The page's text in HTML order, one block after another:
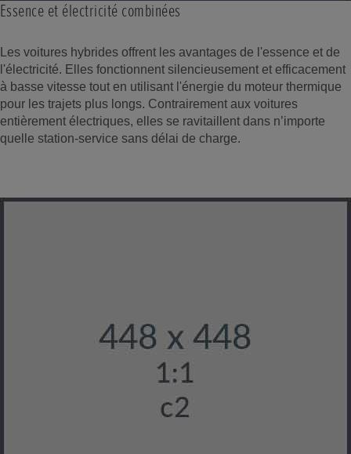
Essence et électricité combinées
Les voitures hybrides offrent les avantages de l'essence et de
l'électricité. Elles fonctionnent silencieusement et efficacement
à basse vitesse tout en utilisant l'énergie du moteur thermique
pour les trajets plus longs. Contrairement aux voitures
entièrement électriques, elles se ravitaillent dans n’importe
quelle station-service sans délai de charge.